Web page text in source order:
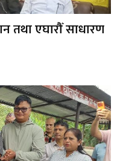
तथा एघारौँ साधारण